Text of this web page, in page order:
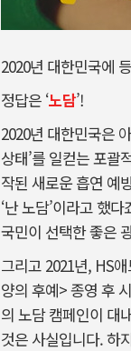
2020년 대한민국에
정답은 ‘노담’!
2020년 대한민국은
상태’를 일컫는 포괄
작된 새로운 흡연 예
‘난 노담’이라고 했
국민이 선택한 좋은
그리고 2021년, HS
양의 후예> 종영 후
의 노담 캠페인이 대
것은 사실입니다. 하